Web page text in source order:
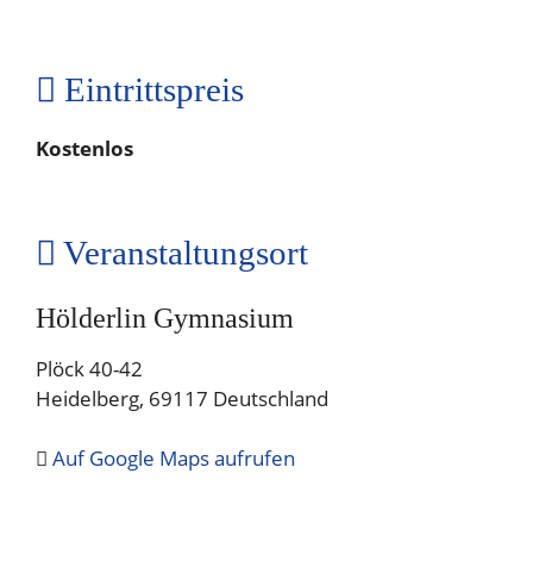
Eintrittspreis
Kostenlos
Veranstaltungsort
Hölderlin Gymnasium
Plöck 40-42
Heidelberg, 69117 Deutschland
Auf Google Maps aufrufen